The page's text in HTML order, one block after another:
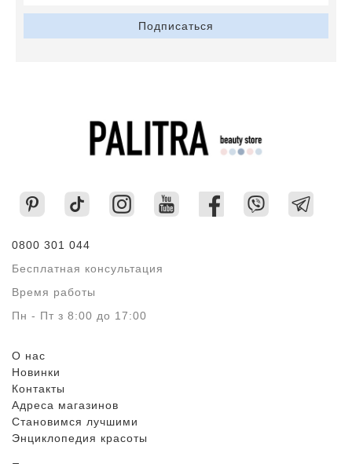
Подписаться
0800 301 044
Бесплатная консультация
Время работы
Пн - Пт з 8:00 до 17:00
О нас
Новинки
Контакты
Адреса магазинов
Становимся лучшими
Энциклопедия красоты